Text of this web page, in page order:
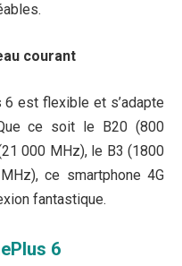
courant
est flexible et s’adapte
ce soit le B20 (800
000 MHz), le B3 (1800
ce smartphone 4G
fantastique.
6